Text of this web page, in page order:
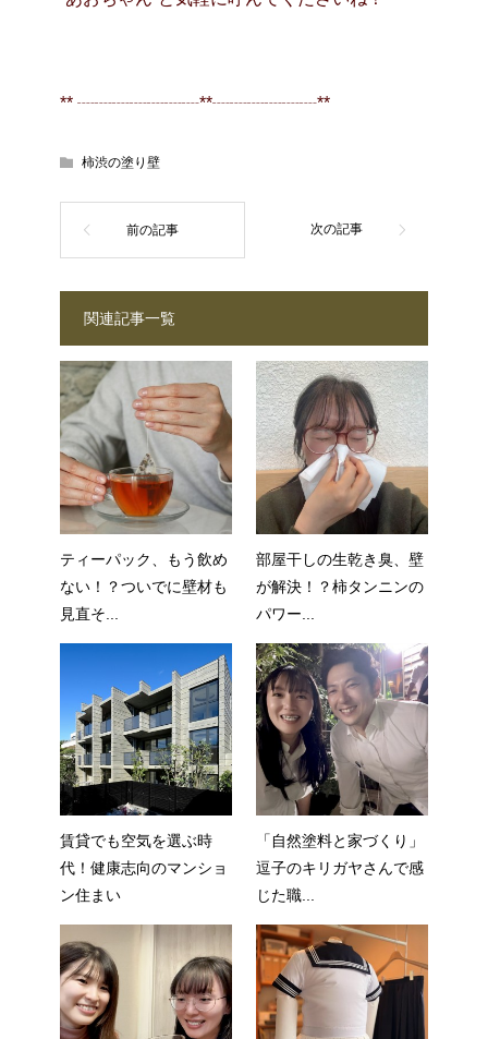
** ┈┈┈┈┈┈┈**┈┈┈┈┈┈**
柿渋の塗り壁
関連記事一覧
ティーパック、もう飲め
ない！？ついでに壁材も
見直そ...
部屋干しの生乾き臭、壁
が解決！？柿タンニンの
パワー...
賃貸でも空気を選ぶ時
代！健康志向のマンショ
ン住まい
「自然塗料と家づくり」
逗子のキリガヤさんで感
じた職...